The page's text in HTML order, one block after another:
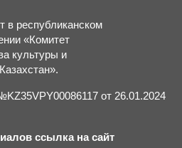
в республиканском
«Комитет
культуры и
от 26.01.2024
ссылка на сайт